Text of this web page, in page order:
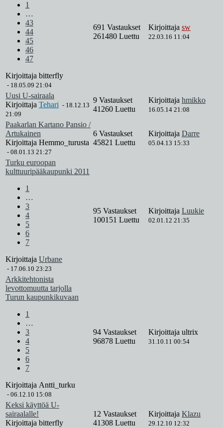
1
…
43
44
45
46
47
Kirjoittaja bitterfly
- 18.05.09 21:04
691 Vastaukset
261480 Luettu
Kirjoittaja sw
22.03.16 11:04
Uusi U-sairaala
Kirjoittaja Tehari - 18.12.13
21:09
9 Vastaukset
41260 Luettu
Kirjoittaja hmikko
16.05.14 21:08
Paakarlan Kartano Pansio /
Artukainen
Kirjoittaja Hemmo_turusta
- 08.01.13 21:27
6 Vastaukset
45821 Luettu
Kirjoittaja Darre
05.04.13 15:33
Turku euroopan
kulttuuripääkaupunki 2011
1
…
3
4
5
6
7
Kirjoittaja Urbane
- 17.06.10 23:23
95 Vastaukset
100151 Luettu
Kirjoittaja Luukie
02.01.12 21:35
Arkkitehtonista
levottomuutta tarjolla
Turun kaupunkikuvaan
1
…
3
4
5
6
7
Kirjoittaja Antti_turku
- 06.12.10 15:08
94 Vastaukset
96878 Luettu
Kirjoittaja ultrix
31.10.11 00:54
Keksi käyttöä U-
sairaalalle!
Kirjoittaja bitterfly
12 Vastaukset
41308 Luettu
Kirjoittaja Klazu
29.12.10 12:32